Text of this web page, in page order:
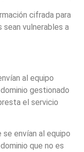
cifrada para
vulnerables a
al equipo
gestionado
el servicio
se envían al equipo
que no es